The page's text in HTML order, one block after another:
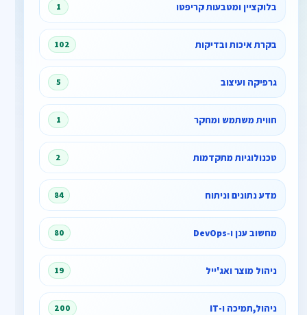
בלוקציין ומטבעות קריפטו 1
בקרת איכות ובדיקות 102
גרפיקה ועיצוב 5
חווית משתמש ומחקר 1
טכנולוגיות מתקדמות 2
מדע נתונים וניתוח 84
מחשוב ענן ו‑DevOps 80
ניהול מוצר ואג'ייל 19
ניהול,תמיכה ו-IT 200